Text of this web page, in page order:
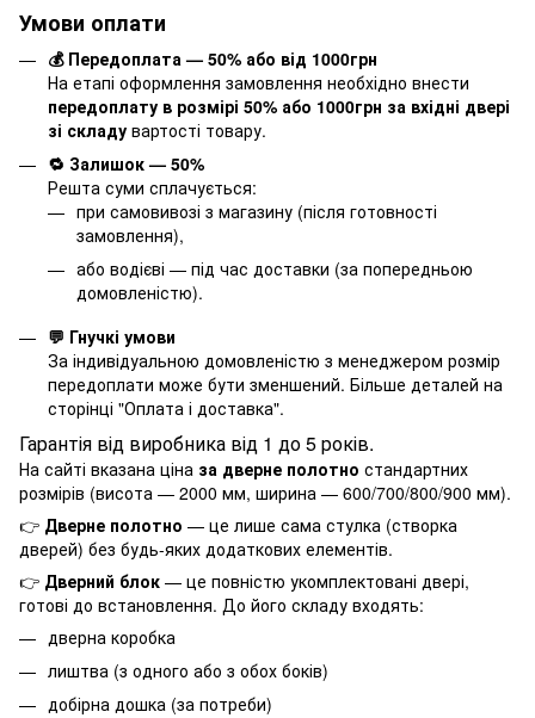
Умови оплати
💰 Передоплата — 50% або від 1000грн
На етапі оформлення замовлення необхідно внести
передоплату в розмірі 50% або 1000грн за вхідні двері
зі складу вартості товару.
🔁 Залишок — 50%
Решта суми сплачується:
при самовивозі з магазину (після готовності
замовлення),
або водієві — під час доставки (за попередньою
домовленістю).
💬 Гнучкі умови
За індивідуальною домовленістю з менеджером розмір
передоплати може бути зменшений. Більше деталей на
сторінці "Оплата і доставка".
Гарантія від виробника від 1 до 5 років.
На сайті вказана ціна за дверне полотно стандартних
розмірів (висота — 2000 мм, ширина — 600/700/800/900 мм).
👉 Дверне полотно — це лише сама стулка (створка
дверей) без будь-яких додаткових елементів.
👉 Дверний блок — це повністю укомплектовані двері,
готові до встановлення. До його складу входять:
дверна коробка
лиштва (з одного або з обох боків)
добірна дошка (за потреби)